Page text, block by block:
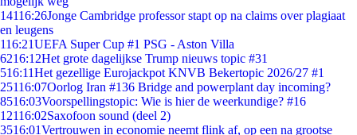
14116:26Jonge Cambridge professor stapt op na claims over plagiaat
en leugens
116:21UEFA Super Cup #1 PSG - Aston Villa
6216:12Het grote dagelijkse Trump nieuws topic #31
516:11Het gezellige Eurojackpot KNVB Bekertopic 2026/27 #1
25116:07Oorlog Iran #136 Bridge and powerplant day incoming?
8516:03Voorspellingstopic: Wie is hier de weerkundige? #16
12116:02Saxofoon sound (deel 2)
3516:01Vertrouwen in economie neemt flink af, op een na grootse